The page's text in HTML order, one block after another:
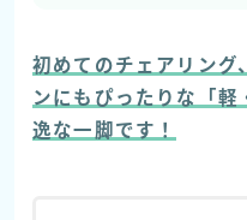
初めてのチェアリング
ンにもぴったりな「軽
逸な一脚です！